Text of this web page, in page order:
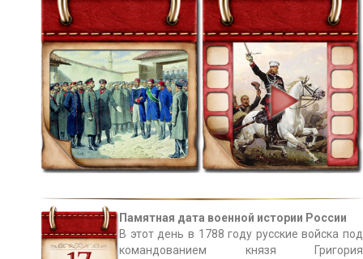
Памятная дата военной истории России
В этот день в 1788 году русские войска под
командованием князя Григория